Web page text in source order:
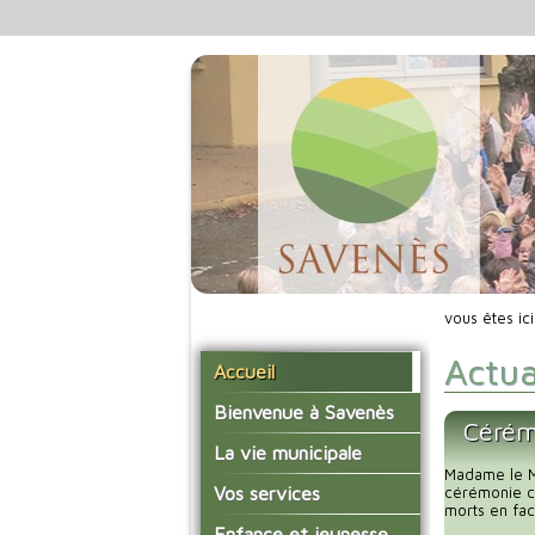
Accueil
Bienvenue à Savenès
Situer Savenès
Savenès en chiffre
L'histoire du village
La vie municipale
Vos élus
Les compte-rendus du
Vos services
La mairie
vous êtes
Madame le
cérémonie
morts en